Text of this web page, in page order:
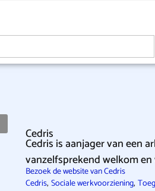
Cedris
Cedris is aanjager van een
vanzelfsprekend welkom
Bezoek de website van Cedris
Cedris, Sociale werkvoorziening,